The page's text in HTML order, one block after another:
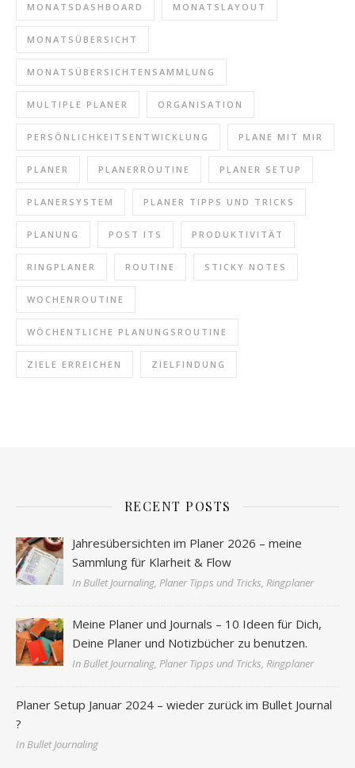
MONATSDASHBOARD MONATSLAYOUT
MONATSÜBERSICHT
MONATSÜBERSICHTENSAMMLUNG
MULTIPLE PLANER ORGANISATION
PERSÖNLICHKEITSENTWICKLUNG PLANE MIT MIR
PLANER PLANERROUTINE PLANER SETUP
PLANERSYSTEM PLANER TIPPS UND TRICKS
PLANUNG POST ITS PRODUKTIVITÄT
RINGPLANER ROUTINE STICKY NOTES
WOCHENROUTINE
WÖCHENTLICHE PLANUNGSROUTINE
ZIELE ERREICHEN ZIELFINDUNG
RECENT POSTS
Jahresübersichten im Planer 2026 – meine
Sammlung für Klarheit & Flow
In Bullet Journaling, Planer Tipps und Tricks, Ringplaner
Meine Planer und Journals – 10 Ideen für Dich,
Deine Planer und Notizbücher zu benutzen.
In Bullet Journaling, Planer Tipps und Tricks, Ringplaner
Planer Setup Januar 2024 – wieder zurück im Bullet Journal
?
In Bullet Journaling